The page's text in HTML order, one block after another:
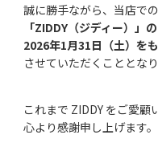
誠に勝手ながら、当店での
「ZIDDY（ジディー）」
2026年1月31日（土）を
させていただくこととなり
これまで ZIDDY をご愛顧
心より感謝申し上げます。